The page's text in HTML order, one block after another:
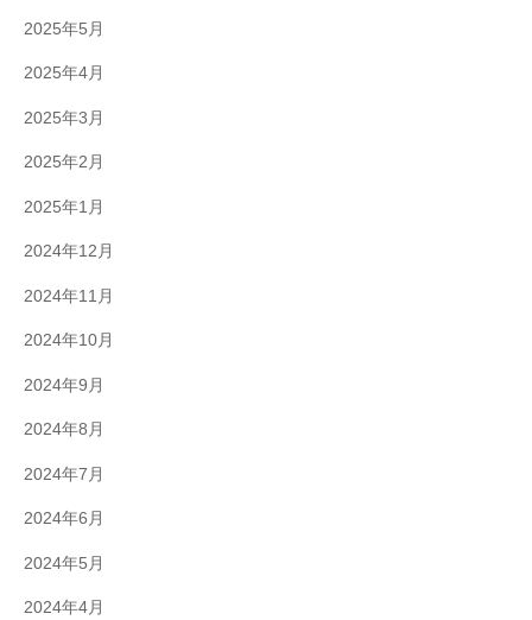
2025年5月
2025年4月
2025年3月
2025年2月
2025年1月
2024年12月
2024年11月
2024年10月
2024年9月
2024年8月
2024年7月
2024年6月
2024年5月
2024年4月